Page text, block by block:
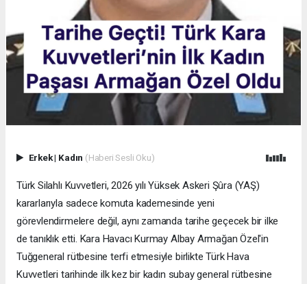
Erkek| Kadın (Haberi Sesli Oku)
Türk Silahlı Kuvvetleri, 2026 yılı Yüksek Askeri Şûra (YAŞ)
kararlarıyla sadece komuta kademesinde yeni
görevlendirmelere değil, aynı zamanda tarihe geçecek bir ilke
de tanıklık etti. Kara Havacı Kurmay Albay Armağan Özel'in
Tuğgeneral rütbesine terfi etmesiyle birlikte Türk Hava
Kuvvetleri tarihinde ilk kez bir kadın subay general rütbesine